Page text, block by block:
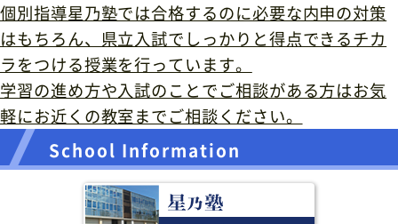
個別指導星乃塾では合格するのに必要な内申の対策
はもちろん、県立入試でしっかりと得点できるチカ
ラをつける授業を行っています。
学習の進め方や入試のことでご相談がある方はお気
軽にお近くの教室までご相談ください。
School Information